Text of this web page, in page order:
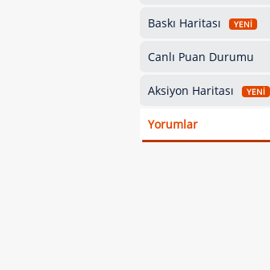
Baskı Haritası YENİ
Canlı Puan Durumu
Aksiyon Haritası YENİ
Yorumlar